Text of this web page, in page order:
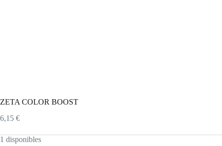
ZETA COLOR BOOST
6,15 €
1 disponibles